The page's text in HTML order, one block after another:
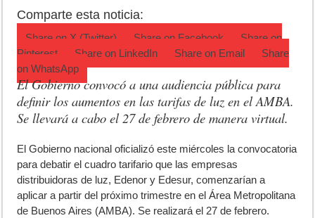
Comparte esta noticia:
Share on X (Twitter) Share on Facebook
Share on
Pinterest
Share on LinkedIn Share on Email
Share
onWhatsApp
El Gobierno convocó a una audiencia pública para
definir los aumentos en las tarifas de luz en el AMBA.
Se llevará a cabo el 27 de febrero de manera virtual.
E l Gobierno nacional oficializó este miércoles la convocatoria
para debatir el cuadro tarifario que las empresas
distribuidoras de luz, Edenor y Edesur, comenzarían a
aplicar a partir del próximo trimestre en el Área Metropolitana
de Buenos Aires (AMBA). Se realizará el 27 de febrero.